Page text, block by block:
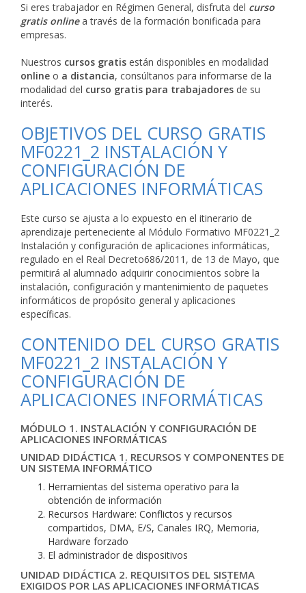
Si eres trabajador en Régimen General, disfruta del curso
gratis onlinea través de la formación bonificada para
empresas.
Nuestros cursos gratis están disponibles en modalidad
online o a distancia, consúltanos para informarse de la
modalidad del curso gratis para trabajadores de su
interés.
OBJETIVOS DEL CURSO GRATIS
MF0221_2 INSTALACIÓN Y
CONFIGURACIÓN DE
APLICACIONES INFORMÁTICAS
Este curso se ajusta a lo expuesto en el itinerario de
aprendizaje perteneciente al Módulo Formativo MF0221_2
Instalación y configuración de aplicaciones informáticas,
regulado en el Real Decreto686/2011, de 13 de Mayo, que
permitirá al alumnado adquirir conocimientos sobre la
instalación, configuración y mantenimiento de paquetes
informáticos de propósito general y aplicaciones
específicas.
CONTENIDO DEL CURSO GRATIS
MF0221_2 INSTALACIÓN Y
CONFIGURACIÓN DE
APLICACIONES INFORMÁTICAS
MÓDULO 1. INSTALACIÓN Y CONFIGURACIÓN DE
APLICACIONES INFORMÁTICAS
UNIDAD DIDÁCTICA 1. RECURSOS Y COMPONENTES DE
UN SISTEMA INFORMÁTICO
Herramientas del sistema operativo para la
obtención de información
Recursos Hardware: Conflictos y recursos
compartidos, DMA, E/S, Canales IRQ, Memoria,
Hardware forzado
El administrador de dispositivos
UNIDAD DIDÁCTICA 2. REQUISITOS DEL SISTEMA
EXIGIDOS POR LAS APLICACIONES INFORMÁTICAS